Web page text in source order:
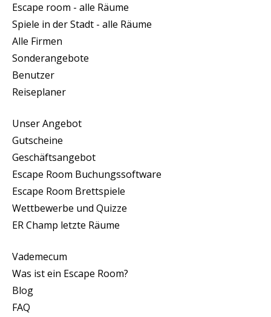
Escape room - alle Räume
Spiele in der Stadt - alle Räume
Alle Firmen
Sonderangebote
Benutzer
Reiseplaner
Unser Angebot
Gutscheine
Geschäftsangebot
Escape Room Buchungssoftware
Escape Room Brettspiele
Wettbewerbe und Quizze
ER Champ letzte Räume
Vademecum
Was ist ein Escape Room?
Blog
FAQ